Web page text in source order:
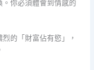
你必須體會到情感的
的「財富佔有慾」，